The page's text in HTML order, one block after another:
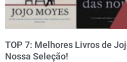
TOP 7: Melhores Livros de
Nossa Seleção!